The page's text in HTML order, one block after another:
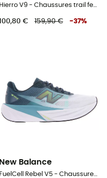
Hierro V9 - Chaussures trail femme
100,80 € 159,90 € -37%
New Balance
FuelCell Rebel V5 - Chaussures running homme